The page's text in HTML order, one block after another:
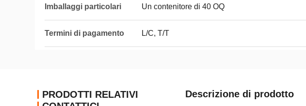
Imballaggi particolari Un contenitore di 40 OQ
Termini di pagamento L/C, T/T
PRODOTTI RELATIVI
Descrizione di prodotto